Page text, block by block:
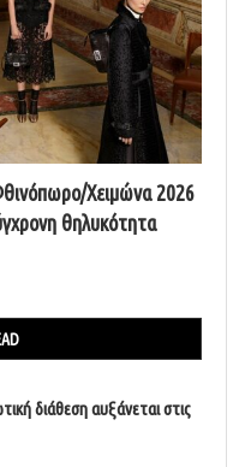
Χειμώνα 2026
θηλυκότητα
διάθεση αυξάνεται στις